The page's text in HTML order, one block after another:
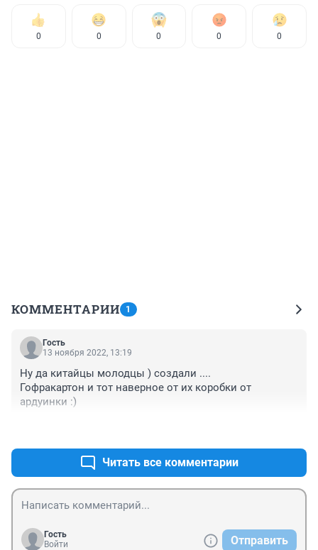
0 0 0 0 0
КОММЕНТАРИИ 1
Гость
13 ноября 2022, 13:19
Ну да китайцы молодцы ) создали ....
Гофракартон и тот наверное от их коробки от
ардуинки :)
Читать все комментарии
Гость
Войти
Отправить